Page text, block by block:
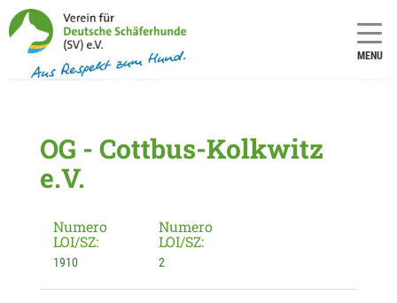
MENU
OG - Cottbus-Kolkwitz
e.V.
Numero
LOI/SZ:
1910
Numero
LOI/SZ:
2